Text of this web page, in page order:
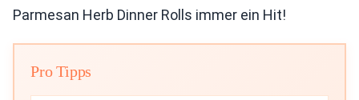
Parmesan Herb Dinner Rolls immer ein Hit!
Pro Tipps